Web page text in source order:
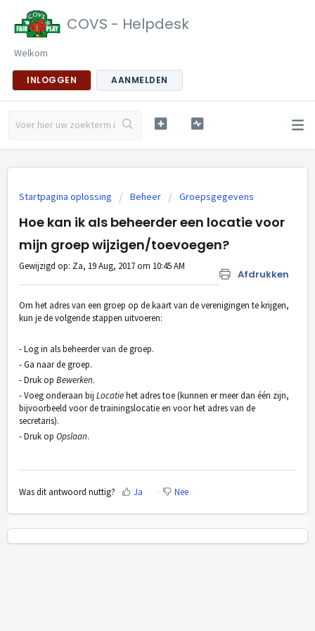
COVS - Helpdesk
Welkom
INLOGGEN AANMELDEN
Startpagina oplossing Beheer Groepsgegevens
Hoe kan ik als beheerder een locatie voor
mijn groep wijzigen/toevoegen?
Afdrukken
Gewijzigd op: Za, 19 Aug, 2017 om 10:45 AM
Om het adres van een groep op de kaart van de verenigingen te krijgen,
kun je de volgende stappen uitvoeren:
- Log in als beheerder van de groep.
- Ga naar de groep.
- Druk op Bewerken.
- Voeg onderaan bij Locatiehet adres toe (kunnen er meer dan één zijn,
bijvoorbeeld voor de trainingslocatie en voor het adres van de
secretaris).
- Druk op Opslaan.
Was dit antwoord nuttig? Ja Nee